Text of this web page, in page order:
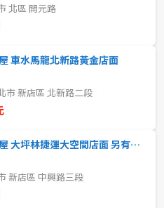
2樓
4樓
北區 開元路
車水馬龍北新路黃金店面
市 新店區 北新路二段
新店首購房屋 大坪林捷運大空間店面 另有約定專用庭院
新店區 中興路三段